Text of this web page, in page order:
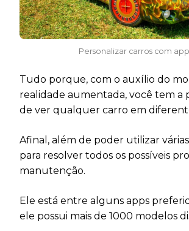
Personalizar carros com
Tudo porque, com o auxílio do
realidade aumentada, você tem a
de ver qualquer carro em
Afinal, além de poder utilizar
para resolver todos os possíveis
manutenção.
Ele está entre alguns apps
ele possui mais de 1000 modelos